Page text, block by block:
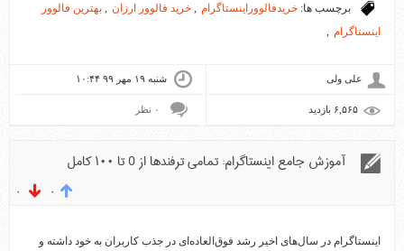
برچسب ها: خریدفالووراینستاگرام خرید فالوور ارزان
بهترین فالوور
اینستاگرام
علی ولی شنبه ۱۹ مهر ۹۹ ۱۰:۴۴
۰ نظر
آموزش جامع اینستاگرام: تمامی ترفندها از 0 تا ۱۰۰ کامل
۰ ۰
اینستاگرام در سال‌های اخیر رشد فوق‌العاده‌ای در جذب کاربران به خود داشته و